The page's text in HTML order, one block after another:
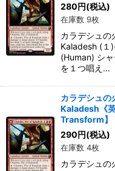
280円(税込)
在庫数 9枚
カラデシュ
Kaladesh (１
(Human) シ
を１つ唱え…
カラデシュ
Kaladesh《
Transform】
290円(税込)
在庫数 4枚
カラデシュ